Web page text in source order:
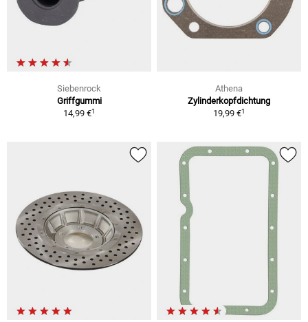
Siebenrock
Griffgummi
14,99 €1
Athena
Zylinderkopfdichtung
19,99 €1